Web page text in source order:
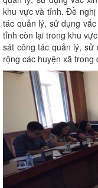
khu vực và tỉnh. Đề
tác quản lý, sử dụng
tỉnh còn lại trong khu
sát công tác quản lý,
rộng các huyện xã trong